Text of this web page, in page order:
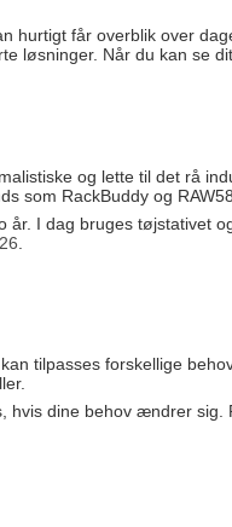
får overblik over
løsninger. Når du kan se
og lette til det rå
som RackBuddy og
I dag bruges tøjstativet
tilpasses forskellige
dine behov ændrer